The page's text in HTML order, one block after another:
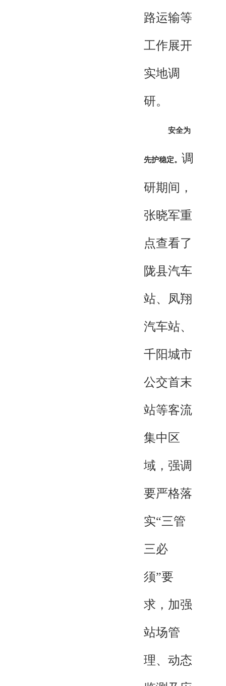
路运输等
工作展开
实地调
研。
安全为
先护稳定。 调
研期间，
张晓军重
点查看了
陇县汽车
站、凤翔
汽车站、
千阳城市
公交首末
站等客流
集中区
域，强调
要严格落
实“三管
三必
须”要
求，加强
站场管
理、动态